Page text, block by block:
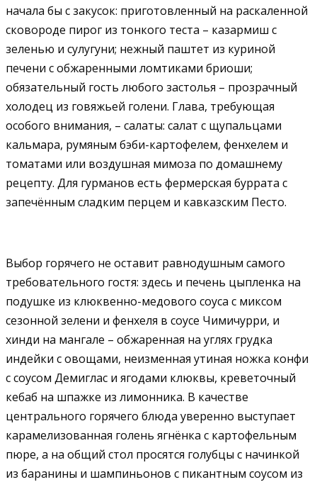
начала бы с закусок: приготовленный на раскаленной
сковороде пирог из тонкого теста – казармиш с
зеленью и сулугуни; нежный паштет из куриной
печени с обжаренными ломтиками бриоши;
обязательный гость любого застолья – прозрачный
холодец из говяжьей голени. Глава, требующая
особого внимания, – салаты: салат с щупальцами
кальмара, румяным бэби-картофелем, фенхелем и
томатами или воздушная мимоза по домашнему
рецепту. Для гурманов есть фермерская буррата с
запечённым сладким перцем и кавказским Песто.
Выбор горячего не оставит равнодушным самого
требовательного гостя: здесь и печень цыпленка на
подушке из клюквенно-медового соуса с миксом
сезонной зелени и фенхеля в соусе Чимичурри, и
хинди на мангале – обжаренная на углях грудка
индейки с овощами, неизменная утиная ножка конфи
с соусом Демиглас и ягодами клюквы, креветочный
кебаб на шпажке из лимонника. В качестве
центрального горячего блюда уверенно выступает
карамелизованная голень ягнёнка с картофельным
пюре, а на общий стол просятся голубцы с начинкой
из баранины и шампиньонов с пикантным соусом из